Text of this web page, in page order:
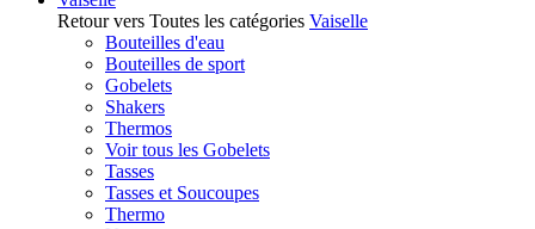
Retour vers Toutes les catégories Vaiselle
Bouteilles d'eau
Bouteilles de sport
Gobelets
Shakers
Thermos
Voir tous les Gobelets
Tasses
Tasses et Soucoupes
Thermo